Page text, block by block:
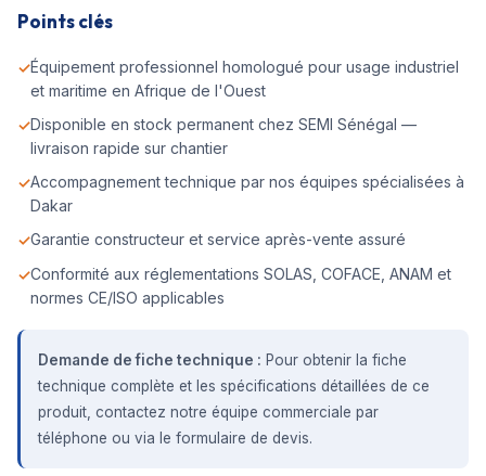
Points clés
Équipement professionnel homologué pour usage industriel
et maritime en Afrique de l'Ouest
Disponible en stock permanent chez SEMI Sénégal —
livraison rapide sur chantier
Accompagnement technique par nos équipes spécialisées à
Dakar
Garantie constructeur et service après-vente assuré
Conformité aux réglementations SOLAS, COFACE, ANAM et
normes CE/ISO applicables
Demande de fiche technique : Pour obtenir la fiche
technique complète et les spécifications détaillées de ce
produit, contactez notre équipe commerciale par
téléphone ou via le formulaire de devis.